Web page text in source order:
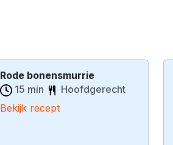
Rode bonensmurrie
15 min
Hoofdgerecht
Bekijk recept